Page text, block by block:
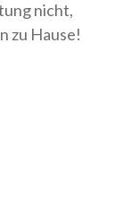
nicht,
zu Hause!